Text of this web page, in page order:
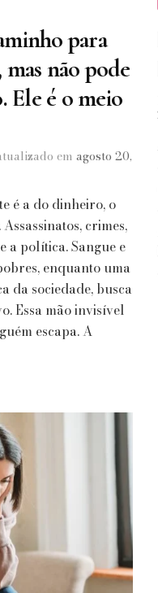
para
não pode
Ele é o meio
em agosto 20,
é a do dinheiro, o
crimes,
a política. Sangue e
enquanto uma
da sociedade, busca
Essa mão invisível
escapa. A